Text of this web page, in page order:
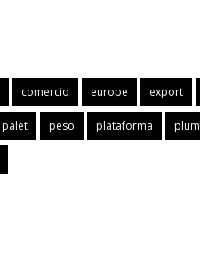
comercio europe export
palet peso plataforma